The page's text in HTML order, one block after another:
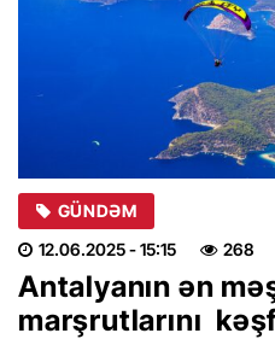
GÜNDƏM
12.06.2025- 15:15 268
Antalyanın ən
marşrutlarını